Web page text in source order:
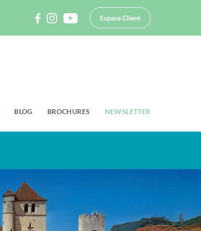
Espace Client
BLOG BROCHURES NEWSLETTER